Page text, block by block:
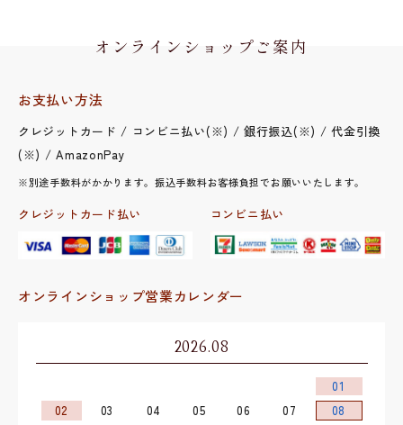
オンラインショップご案内
お支払い方法
クレジットカード / コンビニ払い(※) / 銀行振込(※) / 代金引換
(※) / AmazonPay
※別途手数料がかかります。振込手数料お客様負担でお願いいたします。
クレジットカード払い コンビニ払い
オンラインショップ営業カレンダー
2026.08
01
02
03 04 05 06 07
08